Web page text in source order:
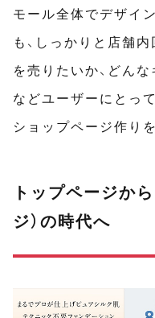
モール全体でデザイ
も、しっかりと店舗
を売りたいか、どん
などユーザーにとっ
ショップページ作り
トップページか
ジ）の時代へ